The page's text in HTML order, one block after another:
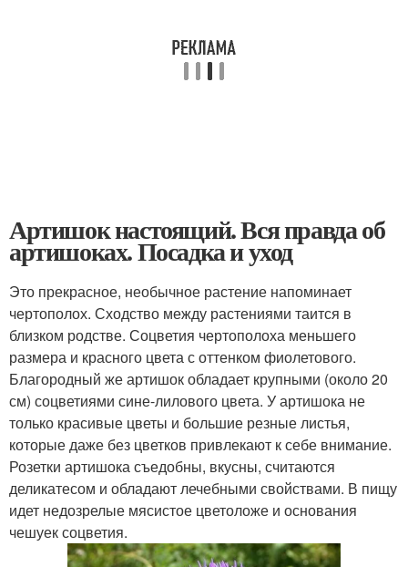
Артишок настоящий. Вся правда об
артишоках. Посадка и уход
Это прекрасное, необычное растение напоминает
чертополох. Сходство между растениями таится в
близком родстве. Соцветия чертополоха меньшего
размера и красного цвета с оттенком фиолетового.
Благородный же артишок обладает крупными (около 20
см) соцветиями сине-лилового цвета. У артишока не
только красивые цветы и большие резные листья,
которые даже без цветков привлекают к себе внимание.
Розетки артишока съедобны, вкусны, считаются
деликатесом и обладают лечебными свойствами. В пищу
идет недозрелые мясистое цветоложе и основания
чешуек соцветия.